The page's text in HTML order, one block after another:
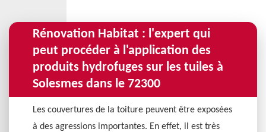
Rénovation Habitat : l'expert qui
peut procéder à l'application des
produits hydrofuges sur les tuiles à
Solesmes dans le 72300
Les couvertures de la toiture peuvent être exposées
à des agressions importantes. En effet, il est très